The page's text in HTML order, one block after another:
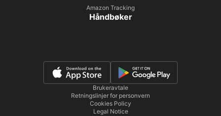
Amazon Tracking
Håndbøker
Brukeravtale
Retningslinjer for personvern
Cookies Policy
Legal Notice